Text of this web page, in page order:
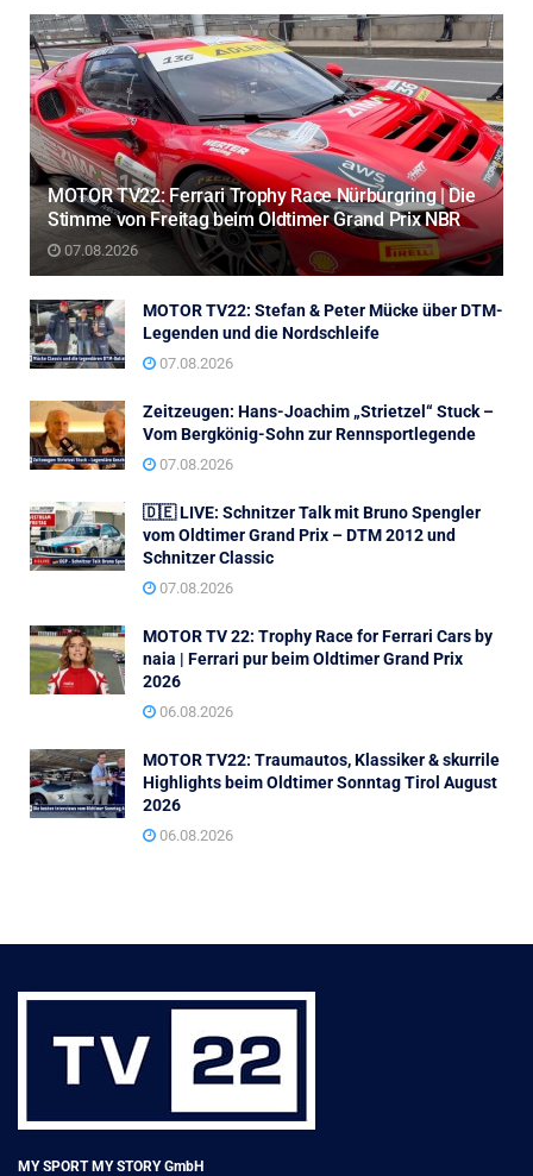
MOTOR TV22: Ferrari Trophy Race Nürburgring | Die
Stimme von Freitag beim Oldtimer Grand Prix NBR
07.08.2026
MOTOR TV22: Stefan & Peter Mücke über DTM-
Legenden und die Nordschleife
07.08.2026
Zeitzeugen: Hans-Joachim „Strietzel“ Stuck –
Vom Bergkönig-Sohn zur Rennsportlegende
07.08.2026
🇩🇪 LIVE: Schnitzer Talk mit Bruno Spengler
vom Oldtimer Grand Prix – DTM 2012 und
Schnitzer Classic
07.08.2026
MOTOR TV 22: Trophy Race for Ferrari Cars by
naia | Ferrari pur beim Oldtimer Grand Prix
2026
06.08.2026
MOTOR TV22: Traumautos, Klassiker & skurrile
Highlights beim Oldtimer Sonntag Tirol August
2026
06.08.2026
MY SPORT MY STORY GmbH